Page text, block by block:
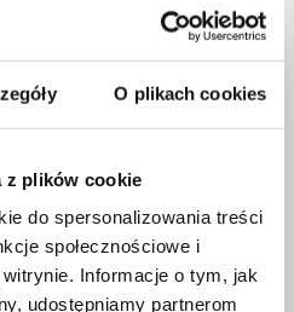
O plikach cookies
z plików cookie
do spersonalizowania treści
społecznościowe i
Informacje o tym, jak
udostępniamy partnerom
polega na tym, że nikogo się
raczej o ustalanie standardów